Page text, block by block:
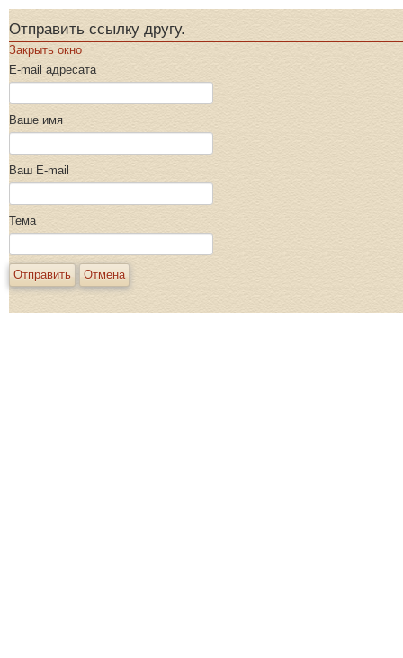
Отправить ссылку другу.
Закрыть окно
E-mail адресата
Ваше имя
Ваш E-mail
Тема
Отправить Отмена